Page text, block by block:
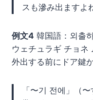
スも滲み出ますよ
例文4 韓国語：외출
ウェチュラギ チョネ
外出する前にドア鍵
「〜기 전에」（